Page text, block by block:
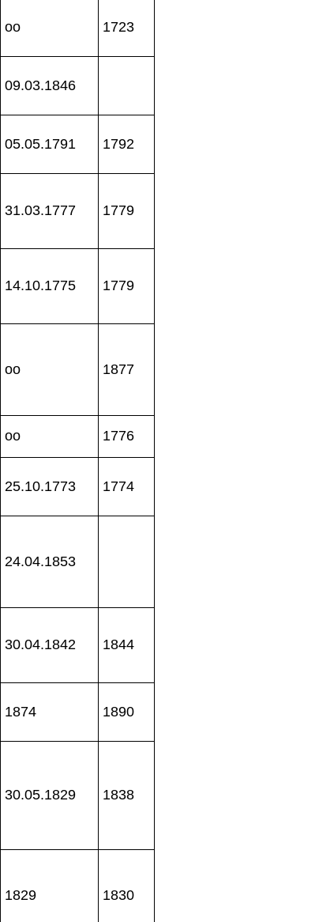
oo 1723
09.03.1846
05.05.1791 1792
31.03.1777 1779
14.10.1775 1779
oo 1877
oo 1776
25.10.1773 1774
24.04.1853
30.04.1842 1844
1874 1890
30.05.1829 1838
1829 1830